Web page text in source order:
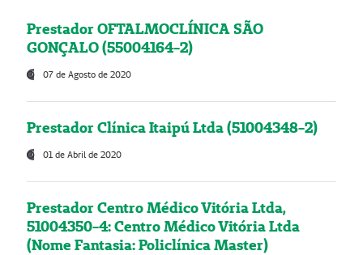
Prestador OFTALMOCLÍNICA SÃO
GONÇALO (55004164-2)
07 de Agosto de 2020
Prestador Clínica Itaipú Ltda (51004348-2)
01 de Abril de 2020
Prestador Centro Médico Vitória Ltda,
51004350-4: Centro Médico Vitória Ltda
(Nome Fantasia: Policlínica Master)